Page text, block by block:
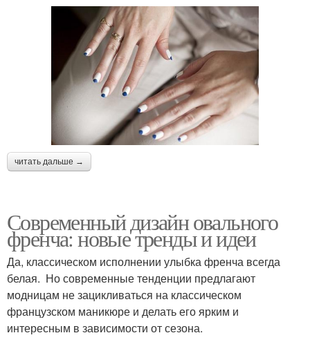
читать дальше →
Современный дизайн овального
френча: новые тренды и идеи
Да, классическом исполнении улыбка френча всегда
белая. Но современные тенденции предлагают
модницам не зацикливаться на классическом
французском маникюре и делать его ярким и
интересным в зависимости от сезона.